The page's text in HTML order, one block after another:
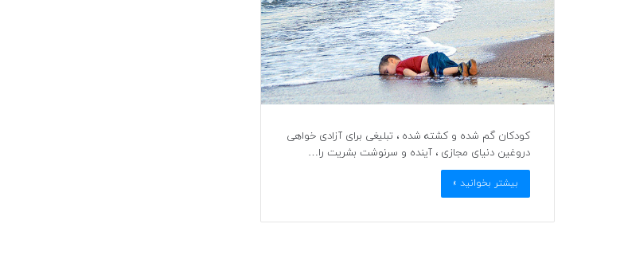
کودکان گم شده و کشته شده ، تبلیغی برای آزادی خواهی
دروغین دنیای مجازی ، آینده و سرنوشت بشریت را…
بیشتر بخوانید »